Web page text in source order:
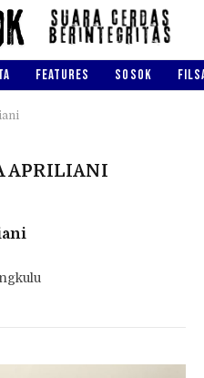
FEATURES SOSOK
APRILIANI